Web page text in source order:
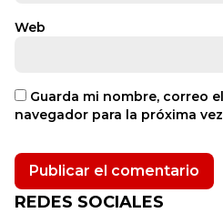
Web
Guarda mi nombre, correo
navegador para la próxima
REDES SOCIALES